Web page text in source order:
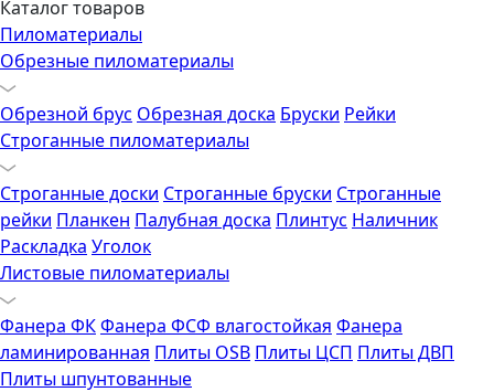
Каталог товаров
Пиломатериалы
Обрезные пиломатериалы
Обрезной брус Обрезная доска Бруски Рейки
Строганные пиломатериалы
Строганные доски Строганные бруски Строганные
рейки Планкен Палубная доска Плинтус Наличник
Раскладка Уголок
Листовые пиломатериалы
Фанера ФКФанера ФСФ влагостойкая Фанера
ламинированная Плиты OSB Плиты ЦСП Плиты ДВП
Плиты шпунтованные